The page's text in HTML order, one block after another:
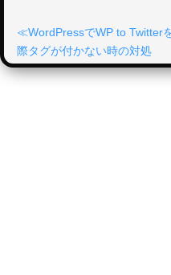
WordPressでWP to Twitter
際タグが付かない時の対処